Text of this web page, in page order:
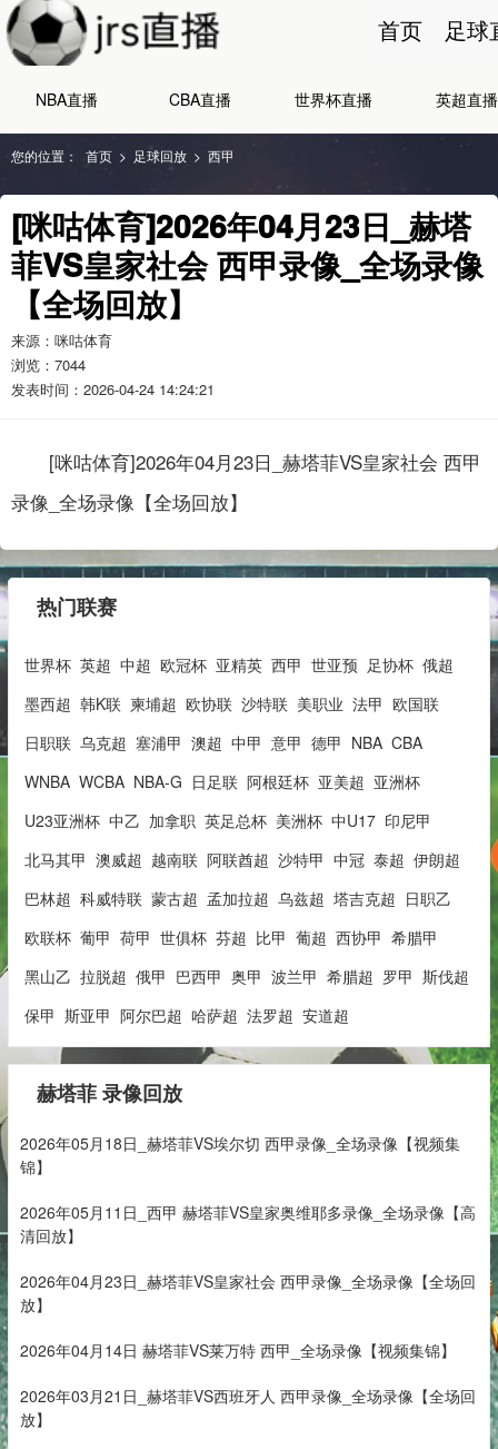
首页 足球
NBA直播 CBA直播 世界杯直播 英超直播
您的位置： 首页 > 足球回放 > 西甲
[咪咕体育]2026年04月23日_赫塔
菲VS皇家社会 西甲录像_全场录像
【全场回放】
来源：咪咕体育
浏览： 7044
发表时间：2026-04-24 14:24:21
[咪咕体育]2026年04月23日_赫塔菲VS皇家社会 西甲
录像_全场录像【全场回放】
热门联赛
世界杯 英超 中超 欧冠杯 亚精英 西甲 世亚预 足协杯 俄超
墨西超 韩K联 柬埔超 欧协联 沙特联 美职业 法甲 欧国联
日职联 乌克超 塞浦甲 澳超 中甲 意甲 德甲 NBA CBA
WNBA WCBA NBA-G 日足联 阿根廷杯 亚美超 亚洲杯
U23亚洲杯 中乙 加拿职 英足总杯 美洲杯 中U17 印尼甲
北马其甲 澳威超 越南联 阿联酋超 沙特甲 中冠 泰超 伊朗超
巴林超 科威特联 蒙古超 孟加拉超 乌兹超 塔吉克超 日职乙
欧联杯 葡甲 荷甲 世俱杯 芬超 比甲 葡超 西协甲 希腊甲
黑山乙 拉脱超 俄甲 巴西甲 奥甲 波兰甲 希腊超 罗甲 斯伐超
保甲 斯亚甲 阿尔巴超 哈萨超 法罗超 安道超
赫塔菲 录像回放
2026年05月18日_赫塔菲VS埃尔切 西甲录像_全场录像【视频集
锦】
2026年05月11日_西甲 赫塔菲VS皇家奥维耶多录像_全场录像【高
清回放】
2026年04月23日_赫塔菲VS皇家社会 西甲录像_全场录像【全场回
放】
2026年04月14日 赫塔菲VS莱万特 西甲_全场录像【视频集锦】
2026年03月21日_赫塔菲VS西班牙人 西甲录像_全场录像【全场回
放】